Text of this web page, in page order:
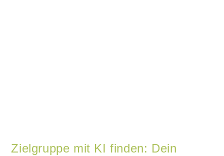
Zielgruppe mit KI finden: Dein